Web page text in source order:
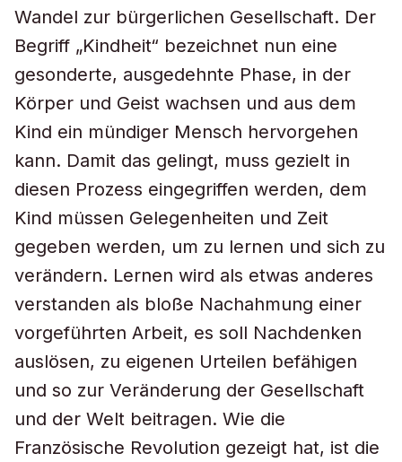
Wandel zur bürgerlichen Gesellschaft. Der
Begriff „Kindheit“ bezeichnet nun eine
gesonderte, ausgedehnte Phase, in der
Körper und Geist wachsen und aus dem
Kind ein mündiger Mensch hervorgehen
kann. Damit das gelingt, muss gezielt in
diesen Prozess eingegriffen werden, dem
Kind müssen Gelegenheiten und Zeit
gegeben werden, um zu lernen und sich zu
verändern. Lernen wird als etwas anderes
verstanden als bloße Nachahmung einer
vorgeführten Arbeit, es soll Nachdenken
auslösen, zu eigenen Urteilen befähigen
und so zur Veränderung der Gesellschaft
und der Welt beitragen. Wie die
Französische Revolution gezeigt hat, ist die